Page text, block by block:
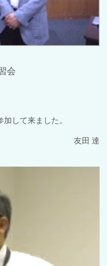
会
して来ました。
友田 達